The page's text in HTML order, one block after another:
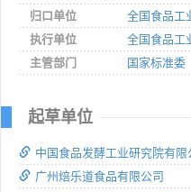
归口单位
全国食品工
执行单位
全国食品工
主管部门
国家标准委
起草单位
中国食品发酵工业研究院有限
广州焙乐道食品有限公司